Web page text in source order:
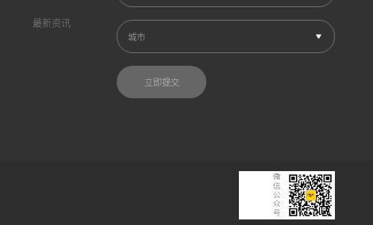
最新资讯
城市
立即提交
微信公众号